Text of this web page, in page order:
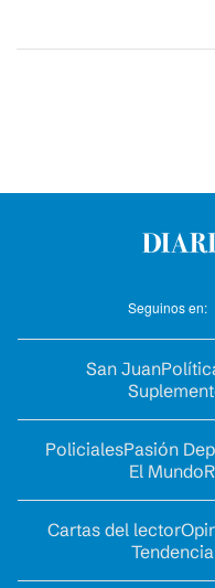
Seguinos en:
San Juan
PolicialesPasión
El Mundo
Cartas del lector
Tendencia